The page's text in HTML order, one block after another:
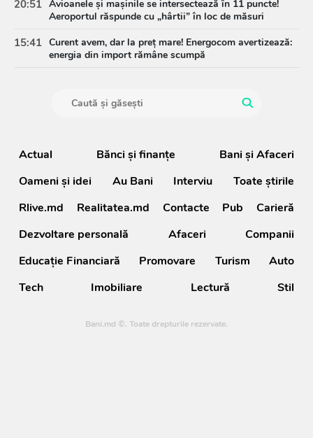
20:51 Avioanele și mașinile se intersectează în 11 puncte!
Aeroportul răspunde cu „hârtii” în loc de măsuri
15:41 Curent avem, dar la preț mare! Energocom avertizează:
energia din import rămâne scumpă
Actual Bănci şi finanţe
Bani și Afaceri
Oameni şi idei
Au Bani Interviu
Toate știrile
Rlive.md
Realitatea.md Contacte Pub
Carieră
Dezvoltare personală
Afaceri
Companii
Educație Financiară
Promovare Turism
Auto
Tech
Imobiliare Lectură Stil
Bani.md ©. Toate drepturile rezervate.